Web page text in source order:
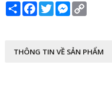
Share Facebook
TwitterMessenger
THÔNG TIN VỀ SẢN PHẨM